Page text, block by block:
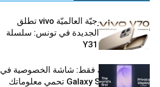
العلامة التّكنولوجيّة العالميّة vivo تطلق
هواتفها الذكيّة الجديدة في تونس: سلسلة
V70 وسلسلة Y31
شاشتك، لعينيك فقط: شاشة الخصوصية في
جهاز Galaxy S26 Ultra تحمي معلوماتك